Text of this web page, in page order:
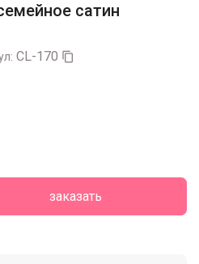
сатин
CL-170 
заказать